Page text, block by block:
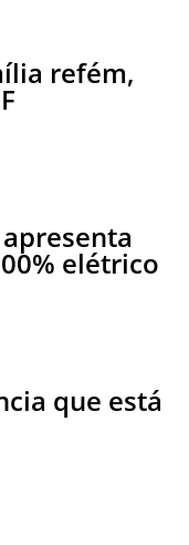
refém,
elétrico
que está